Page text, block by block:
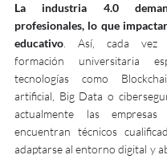
La industria 4.0
profesionales, lo que
educativo . Así, cada vez
formación universitaria
tecnologías como
artificial, Big Data o
actualmente las empresas
encuentran técnicos
adaptarse al entorno digital y